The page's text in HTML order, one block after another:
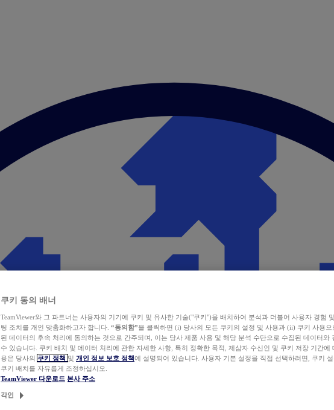
쿠키 동의 배너
TeamViewer와 그 파트너는 사용자의 기기에 쿠키 및 유사한 기술("쿠키")을 배치하여 분석과 더불어 사용자 경험
팅 조치를 개인 맞춤화하고자 합니다. “동의함”을 클릭하면 (i) 당사의 모든 쿠키의 설정 및 사용과 (ii) 쿠키 사용으
된 데이터의 후속 처리에 동의하는 것으로 간주되며, 이는 당사 제품 사용 및 해당 분석 수단으로 수집된 데이터와
수 있습니다. 쿠키 배치 및 데이터 처리에 관한 자세한 사항, 특히 정확한 목적, 제삼자 수신인 및 쿠키 저장 기간에
용은 당사의 쿠키 정책 및 개인 정보 보호 정책에 설명되어 있습니다. 사용자 기본 설정을 직접 선택하려면, 쿠키
쿠키 배치를 자유롭게 조정하십시오.
TeamViewer 다운로드 본사 주소
각인